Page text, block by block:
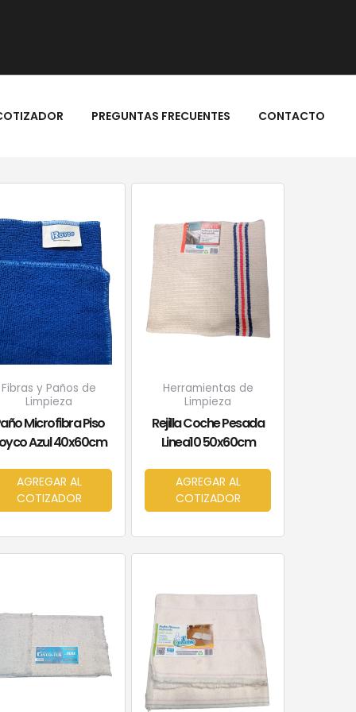
PREGUNTAS FRECUENTES CONTACTO
Fibras y Paños de
Limpieza
Microfibra Piso
Azul 40x60cm
AGREGAR AL
COTIZADOR
Herramientas de
Limpieza
Rejilla Coche Pesada
Linea10 50x60cm
AGREGAR AL
COTIZADOR